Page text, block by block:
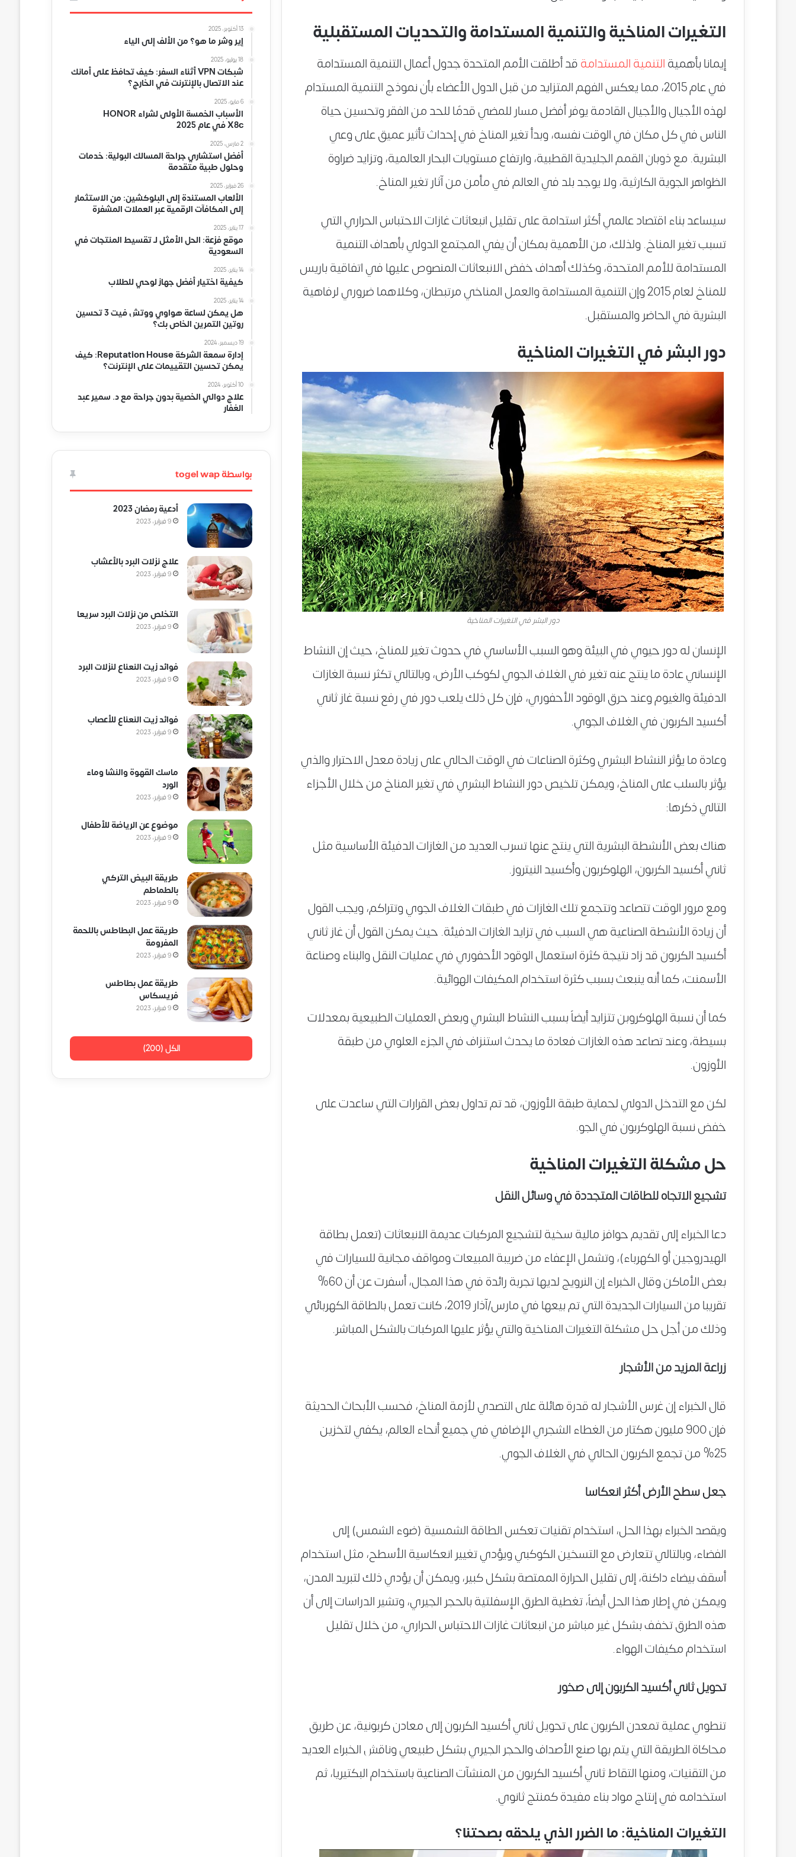
التغيرات المناخية والتنمية المستدامة والتحديات المستقبلية
إيمانا بأهميةالتنمية المستدامةقد أطلقت الأمم المتحدة جدول أعمال التنمية المستدامة
في عام 2015، مما يعكس الفهم المتزايد من قبل الدول الأعضاء بأن نموذج التنمية المستدام
لهذه الأجيال والأجيال القادمة يوفر أفضل مسار للمضي قدمًا للحد من الفقر وتحسين حياة
الناس في كل مكان في الوقت نفسه، وبدأ تغير المناخ في إحداث تأثير عميق على وعي
البشرية. مع ذوبان القمم الجليدية القطبية، وارتفاع مستويات البحار العالمية، وتزايد ضراوة
الظواهر الجوية الكارثية، ولا يوجد بلد في العالم في مأمن من آثار تغير المناخ.
سيساعد بناء اقتصاد عالمي أكثر استدامة على تقليل انبعاثات غازات الاحتباس الحراري التي
تسبب تغير المناخ. ولذلك، من الأهمية بمكان أن يفي المجتمع الدولي بأهداف التنمية
المستدامة للأمم المتحدة، وكذلك أهداف خفض الانبعاثات المنصوص عليها في اتفاقية باريس
للمناخ لعام 2015 وإن التنمية المستدامة والعمل المناخي مرتبطان، وكلاهما ضروري لرفاهية
البشرية في الحاضر والمستقبل.
دور البشر في التغيرات المناخية
دور البشر في التغيرات المناخية
الإنسان له دور حيوي في البيئة وهو السبب الأساسي في حدوث تغير للمناخ، حيث إن النشاط
الإنساني عادة ما ينتج عنه تغير في الغلاف الجوي لكوكب الأرض، وبالتالي تكثر نسبة الغازات
الدفيئة والغيوم وعند حرق الوقود الأحفوري، فإن كل ذلك يلعب دور في رفع نسبة غاز ثاني
أكسيد الكربون في الغلاف الجوي.
وعادة ما يؤثر النشاط البشري وكثرة الصناعات في الوقت الحالي على زيادة معدل الاحترار والذي
يؤثر بالسلب على المناخ، ويمكن تلخيص دور النشاط البشري في تغير المناخ من خلال الأجزاء
التالي ذكرها:
هناك بعض الأنشطة البشرية التي ينتج عنها تسرب العديد من الغازات الدفيئة الأساسية مثل
ثاني أكسيد الكربون، الهلوكربون وأكسيد النيتروز.
ومع مرور الوقت تتصاعد وتتجمع تلك الغازات في طبقات الغلاف الجوي وتتراكم، ويجب القول
أن زيادة الأنشطة الصناعية هي السبب في تزايد الغازات الدفيئة. حيث يمكن القول أن غاز ثاني
أكسيد الكربون قد زاد نتيجة كثرة استعمال الوقود الأحفوري في عمليات النقل والبناء وصناعة
الأسمنت، كما أنه ينبعث بسبب كثرة استخدام المكيفات الهوائية.
كما أن نسبة الهلوكروبن تتزايد أيضاً بسبب النشاط البشري وبعض العمليات الطبيعية بمعدلات
بسيطة، وعند تصاعد هذه الغازات فعادة ما يحدث استنزاف في الجزء العلوي من طبقة
الأوزون.
لكن مع التدخل الدولي لحماية طبقة الأوزون، قد تم تداول بعض القرارات التي ساعدت على
خفض نسبة الهلوكربون في الجو.
حل مشكلة التغيرات المناخية
تشجيع الاتجاه للطاقات المتجددة في وسائل النقل
دعا الخبراء إلى تقديم حوافز مالية سخية لتشجيع المركبات عديمة الانبعاثات (تعمل بطاقة
الهيدروجين أو الكهرباء)، وتشمل الإعفاء من ضريبة المبيعات ومواقف مجانية للسيارات في
بعض الأماكن وقال الخبراء إن النرويج لديها تجربة رائدة في هذا المجال، أسفرت عن أن 60%
تقريبا من السيارات الجديدة التي تم بيعها في مارس/آذار 2019، كانت تعمل بالطاقة الكهربائي
وذلك من أجل حل مشكلة التغيرات المناخية والتي يؤثر عليها المركبات بالشكل المباشر.
زراعة المزيد من الأشجار
قال الخبراء إن غرس الأشجار له قدرة هائلة على التصدي لأزمة المناخ، فحسب الأبحاث الحديثة
فإن 900 مليون هكتار من الغطاء الشجري الإضافي في جميع أنحاء العالم، يكفي لتخزين
25% من تجمع الكربون الحالي في الغلاف الجوي.
جعل سطح الأرض أكثر انعكاسا
ويقصد الخبراء بهذا الحل، استخدام تقنيات تعكس الطاقة الشمسية (ضوء الشمس) إلى
الفضاء، وبالتالي تتعارض مع التسخين الكوكبي ويؤدي تغيير انعكاسية الأسطح، مثل استخدام
أسقف بيضاء داكنة، إلى تقليل الحرارة الممتصة بشكل كبير، ويمكن أن يؤدي ذلك لتبريد المدن،
ويمكن في إطار هذا الحل أيضاً، تغطية الطرق الإسفلتية بالحجر الجيري، وتشير الدراسات إلى أن
هذه الطرق تخفف بشكل غير مباشر من انبعاثات غازات الاحتباس الحراري، من خلال تقليل
استخدام مكيفات الهواء.
تحويل ثاني أكسيد الكربون إلى صخور
تنطوي عملية تمعدن الكربون على تحويل ثاني أكسيد الكربون إلى معادن كربونية، عن طريق
محاكاة الطريقة التي يتم بها صنع الأصداف والحجر الجيري بشكل طبيعي وناقش الخبراء العديد
من التقنيات، ومنها التقاط ثاني أكسيد الكربون من المنشآت الصناعية باستخدام البكتيريا، ثم
استخدامه في إنتاج مواد بناء مفيدة كمنتج ثانوي.
التغيرات المناخية: ما الضرر الذي يلحقه بصحتنا؟
13 أكتوبر، 2025
إير وشر ما هو؟ من الألف إلى الياء
18 يوليو، 2025
شبكات VPN أثناء السفر: كيف تحافظ على أمانك
عند الاتصال بالإنترنت في الخارج؟
6 مايو، 2025
الأسباب الخمسة الأولى لشراء HONOR
X8c في عام 2025
2 مارس، 2025
أفضل استشاري جراحة المسالك البولية: خدمات
وحلول طبية متقدمة
26 فبراير، 2025
الألعاب المستندة إلى البلوكشين: من الاستثمار
إلى المكافآت الرقمية عبر العملات المشفرة
17 يناير، 2025
موقع فزعة: الحل الأمثل لـ تقسيط المنتجات في
السعودية
14 يناير، 2025
كيفية اختيار أفضل جهاز لوحي للطلاب
14 يناير، 2025
هل يمكن لساعة هواوي ووتش فيت 3 تحسين
روتين التمرين الخاص بك؟
19 ديسمبر، 2024
إدارة سمعة الشركة Reputation House: كيف
يمكن تحسين التقييمات على الإنترنت؟
10 أكتوبر، 2024
علاج دوالي الخصية بدون جراحة مع د. سمير عبد
الغفار
بواسطة togel wap
أدعية رمضان 2023
9 فبراير، 2023
علاج نزلات البرد بالأعشاب
9 فبراير، 2023
التخلص من نزلات البرد سريعا
9 فبراير، 2023
فوائد زيت النعناع لنزلات البرد
9 فبراير، 2023
فوائد زيت النعناع للأعصاب
9 فبراير، 2023
ماسك القهوة والنشا وماء
الورد
9 فبراير، 2023
موضوع عن الرياضة للأطفال
9 فبراير، 2023
طريقة البيض التركي
بالطماطم
9 فبراير، 2023
طريقة عمل البطاطس باللحمة
المفرومة
9 فبراير، 2023
طريقة عمل بطاطس
فريسكاس
9 فبراير، 2023
الكل (200)